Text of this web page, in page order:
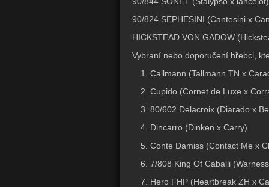
90/824 SEPHESINI (Cantesini x
HICKSTEAD VON GADOW
Vybraní nebo doporučení hřebci,
Callmann (Tallmann TN x
Cupido (Cornet de Luxe x
80/602 Delacroix (Diarado x
Dincarro (Dinken x Carry)
Conte Damiss (Contact Me x
7/808 King Of Caballi
Hero FHP (Heartbreak ZH x